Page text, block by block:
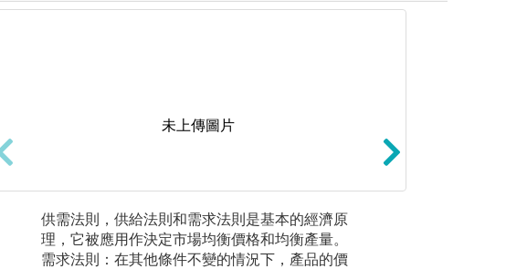
(2)資料與數據的運用與科學剖析：蒐集數據、判
斷情境、分析對象、設立迴歸統計方法、實作結
果、應用與推論於商業決策或政府政策
未上傳圖片
供需法則，供給法則和需求法則是基本的經濟原
理，它被應用作決定市場均衡價格和均衡產量。
需求法則：在其他條件不變的情況下，產品的價